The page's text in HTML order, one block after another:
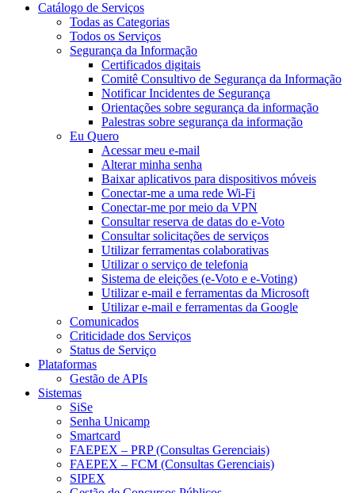
Catálogo de Serviços
Todas as Categorias
Todos os Serviços
Segurança da Informação
Certificados digitais
Comitê Consultivo de Segurança da Informação
Notificar Incidentes de Segurança
Orientações sobre segurança da informação
Palestras sobre segurança da informação
Eu Quero
Acessar meu e-mail
Alterar minha senha
Baixar aplicativos para dispositivos móveis
Conectar-me a uma rede Wi-Fi
Conectar-me por meio da VPN
Consultar reserva de datas do e-Voto
Consultar solicitações de serviços
Utilizar ferramentas colaborativas
Utilizar o serviço de telefonia
Sistema de eleições (e-Voto e e-Voting)
Utilizar e-mail e ferramentas da Microsoft
Utilizar e-mail e ferramentas da Google
Comunicados
Criticidade dos Serviços
Status de Serviço
Plataformas
Gestão de APIs
Sistemas
SiSe
Senha Unicamp
Smartcard
FAEPEX – PRP (Consultas Gerenciais)
FAEPEX – FCM (Consultas Gerenciais)
SIPEX